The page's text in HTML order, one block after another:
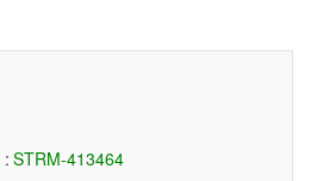
STRM-413464